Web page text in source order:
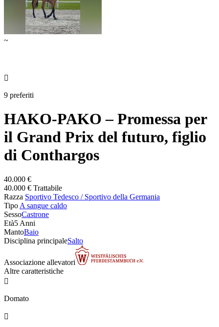
~

9 preferiti
HAKO-PAKO – Promessa per
il Grand Prix del futuro, figlio
di Conthargos
40.000 €
40.000 € Trattabile
Razza Sportivo Tedesco / Sportivo della Germania
Tipo A sangue caldo
SessoCastrone
Età5 Anni
MantoBaio
Disciplina principaleSalto
Associazione allevatori
Altre caratteristiche

Domato
